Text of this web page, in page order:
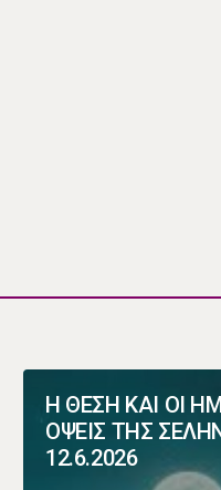
Η ΘΕΣΗ ΚΑΙ ΟΙ
ΟΨΕΙΣ ΤΗΣ
12.6.2026